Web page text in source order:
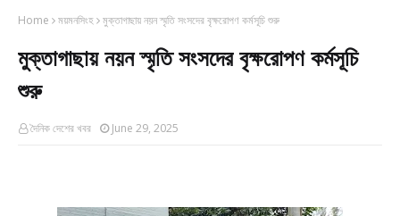
Home ময়মনসিংহ মুক্তাগাছায় নয়ন স্মৃতি সংসদের বৃক্ষরোপণ কর্মসূচি শুরু
মুক্তাগাছায় নয়ন স্মৃতি সংসদের বৃক্ষরোপণ কর্মসূচি
শুরু
দৈনিক দেশের খবর June 29, 2025